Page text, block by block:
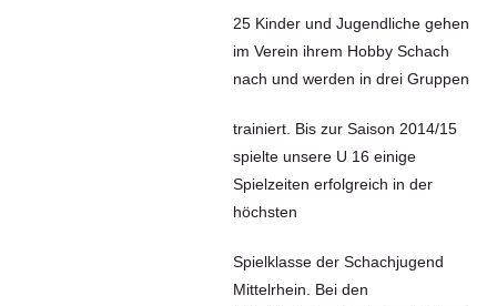
25 Kinder und Jugendliche gehen
im Verein ihrem Hobby Schach
nach und werden in drei Gruppen
trainiert. Bis zur Saison 2014/15
spielte unsere U 16 einige
Spielzeiten erfolgreich in der
höchsten
Spielklasse der Schachjugend
Mittelrhein. Bei den